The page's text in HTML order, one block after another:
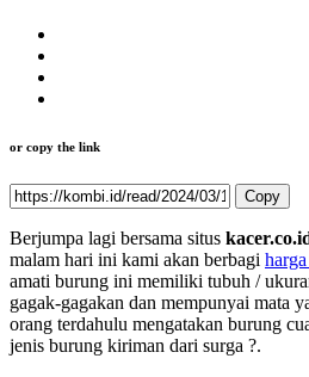
or copy the link
Copy
Berjumpa lagi bersama situs
malam hari ini kami akan berbagi
amati burung ini memiliki tubuh /
gagak-gagakan dan mempunyai mata
orang terdahulu mengatakan burung
jenis burung kiriman dari surga ?.